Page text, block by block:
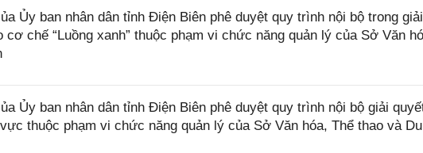
Ủy ban nhân dân tỉnh Điện Biên phê duyệt quy trình nội bộ trong
chế “Luồng xanh” thuộc phạm vi chức năng quản lý của Sở Văn
Ủy ban nhân dân tỉnh Điện Biên phê duyệt quy trình nội bộ giải
thuộc phạm vi chức năng quản lý của Sở Văn hóa, Thể thao và